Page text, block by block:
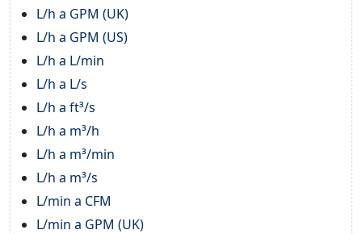
L/h a GPM (UK)
L/h a GPM (US)
L/h a L/min
L/h a L/s
L/h a ft³/s
L/h a m³/h
L/h a m³/min
L/h a m³/s
L/min a CFM
L/min a GPM (UK)